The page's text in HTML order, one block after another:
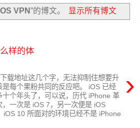
VPN”的博文。 显示所有博文
样的体
›
载地址这几个字，无法抑制住想要升
是每个果粉共同的反应吧。 iOS 已经
十个年头了，可以说，历代 iPhone 革
，一次是 iOS 7，另一次便是 iOS
iOS 10 所面对的环境已经不是 iPhone